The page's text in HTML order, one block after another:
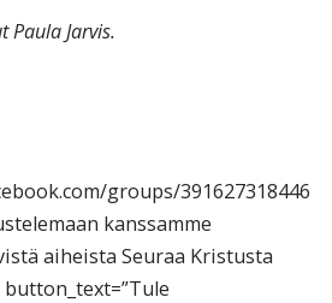
Jarvis.
groups/391627318446
kanssamme
aiheista Seuraa Kristusta
button_text=”Tule